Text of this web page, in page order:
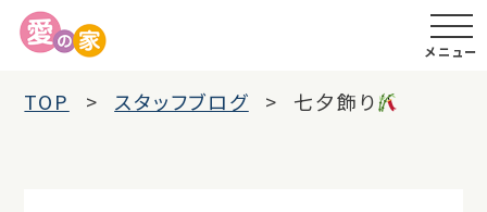
メニュー
TOP スタッフブログ 七夕飾り